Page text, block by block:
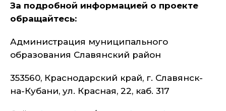
За подробной информацией о проекте
обращайтесь:
Администрация муниципального
образования Славянский район
353560, Краснодарский край, г. Славянск-
на-Кубани, ул. Красная, 22, каб. 317